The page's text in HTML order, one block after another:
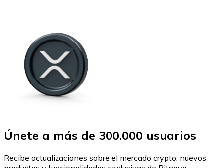
Únete a más de 300.000 usuarios
Recibe actualizaciones sobre el mercado crypto, nuevos